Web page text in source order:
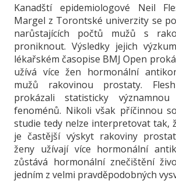
Kanadští epidemiologové Neil
Margel z Torontské univerzity se
narůstajících počtů mužů s
proniknout. Výsledky jejich
lékařském časopise BMJ Open
užívá více žen hormonální
mužů rakovinou prostaty.
prokázali statisticky
fenoménů. Nikoli však příčinnou
studie tedy nelze interpretovat tak,
je častější výskyt rakoviny
ženy užívají více hormonální
zůstává hormonální znečištění
jedním z velmi pravděpodobných